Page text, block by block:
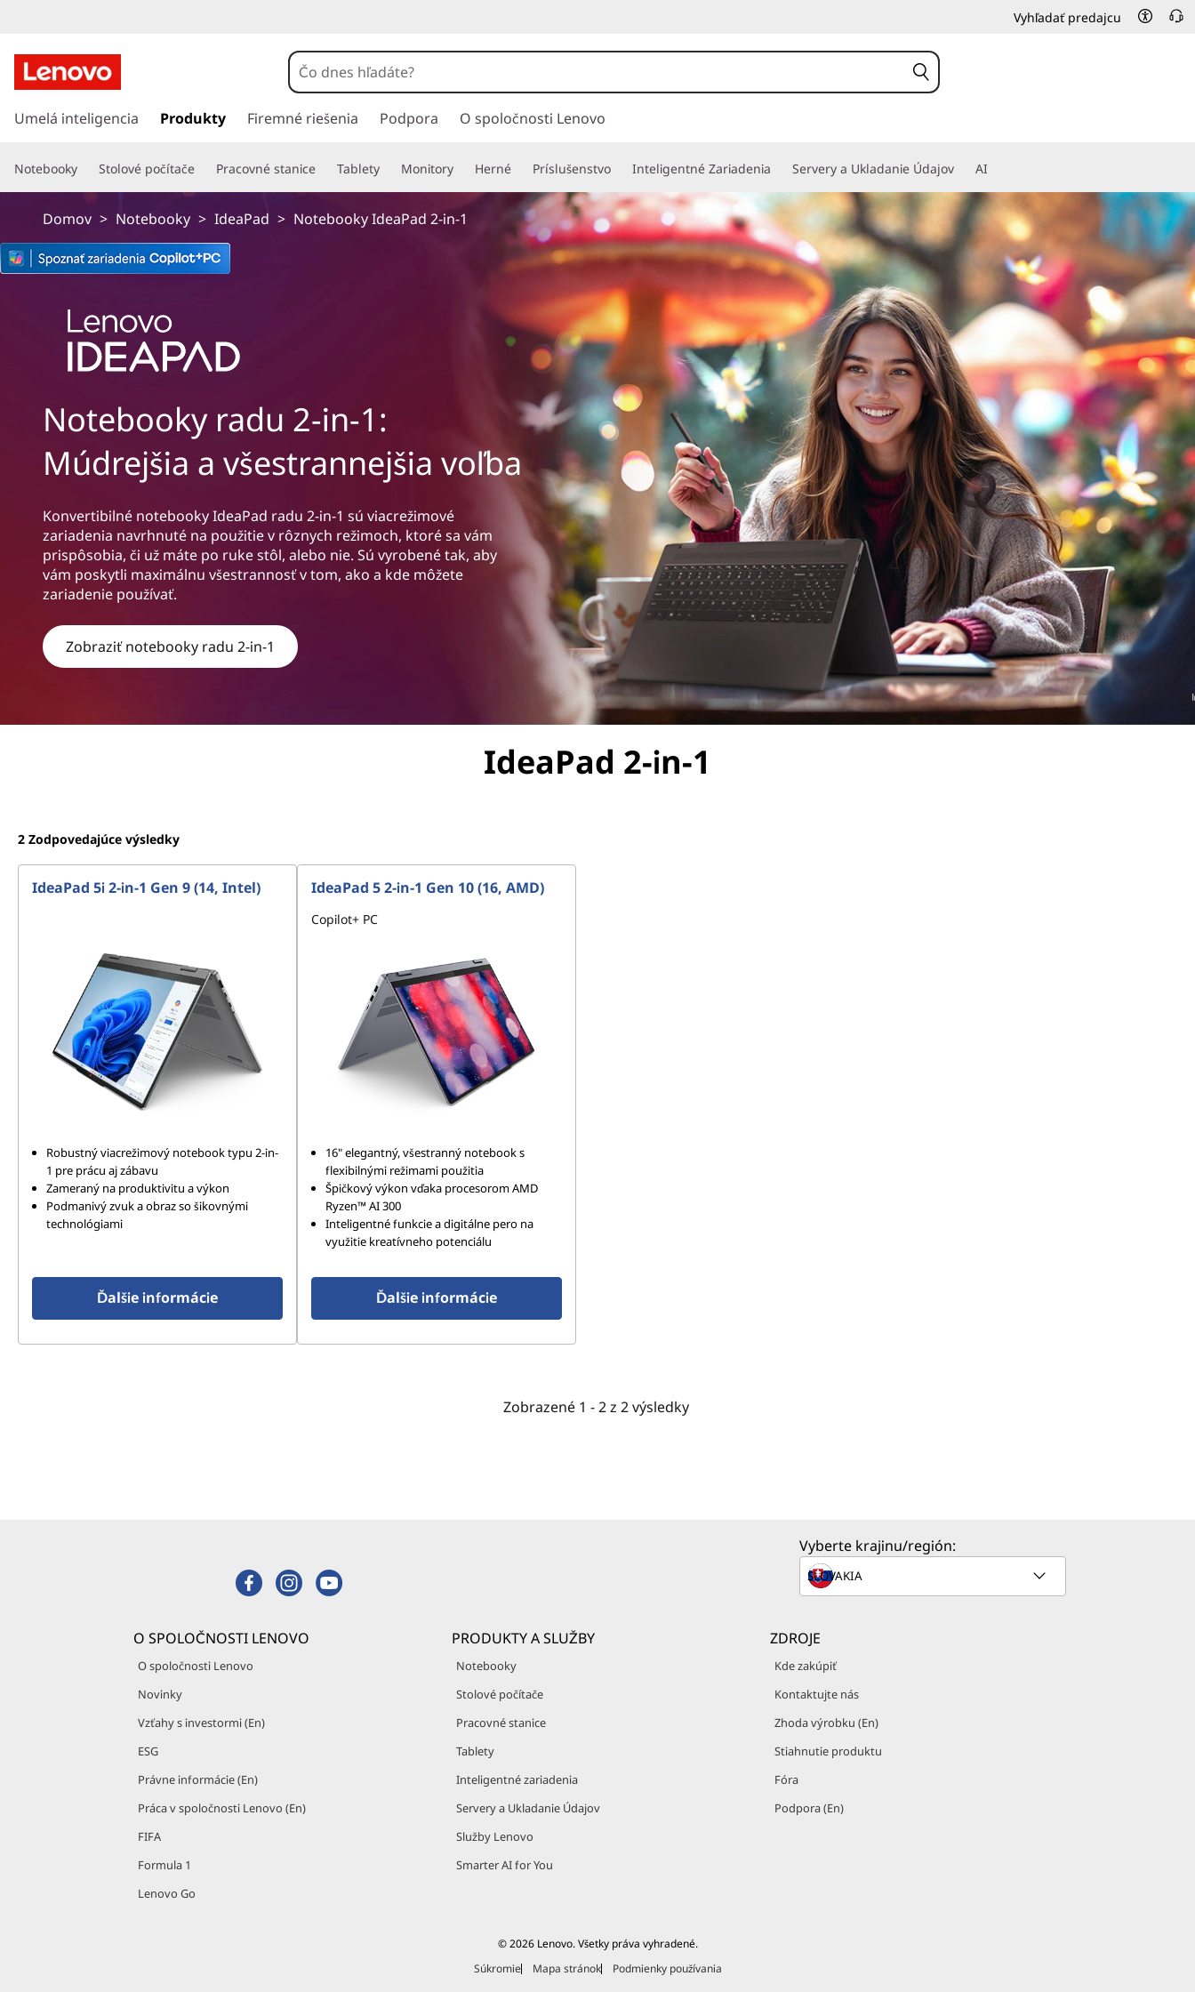
Vyhľadať predajcu
r
s
ť
h
l
Umelá inteligencia Produkty Firemné riešenia Podpora O spoločnosti Lenovo
Notebooky Stolové počítače Pracovné stanice Tablety Monitory Herné Príslušenstvo Inteligentné Zariadenia Servery a Ukladanie Údajov AI
Domov > Notebooky > IdeaPad > Notebooky IdeaPad 2-in-1
Notebooky radu 2-in-1:
Múdrejšia a všestrannejšia voľba
Konvertibilné notebooky IdeaPad radu 2-in-1 sú viacrežimové
zariadenia navrhnuté na použitie v rôznych režimoch, ktoré sa vám
prispôsobia, či už máte po ruke stôl, alebo nie. Sú vyrobené tak, aby
vám poskytli maximálnu všestrannosť v tom, ako a kde môžete
zariadenie používať.
Zobraziť notebooky radu 2-in-1
IdeaPad 2-in-1
2 Zodpovedajúce výsledky
IdeaPad 5i 2-in-1 Gen 9 (14, Intel)
Robustný viacrežimový notebook typu 2-in-
1 pre prácu aj zábavu
Zameraný na produktivitu a výkon
Podmanivý zvuk a obraz so šikovnými
technológiami
Ďalšie informácie
IdeaPad 5 2-in-1 Gen 10 (16, AMD)
Copilot+ PC
16" elegantný, všestranný notebook s
flexibilnými režimami použitia
Špičkový výkon vďaka procesorom AMD
Ryzen™ AI 300
Inteligentné funkcie a digitálne pero na
využitie kreatívneho potenciálu
Ďalšie informácie
Zobrazené 1 -2z 2výsledky
Vyberte krajinu/región:
O SPOLOČNOSTI LENOVO
O spoločnosti Lenovo
Novinky
Vzťahy s investormi (En)
ESG
Právne informácie (En)
Práca v spoločnosti Lenovo (En)
FIFA
Formula 1
Lenovo Go
PRODUKTY A SLUŽBY
Notebooky
Stolové počítače
Pracovné stanice
Tablety
Inteligentné zariadenia
Servery a Ukladanie Údajov
Služby Lenovo
Smarter AI for You
ZDROJE
Kde zakúpiť
Kontaktujte nás
Zhoda výrobku (En)
Stiahnutie produktu
Fóra
Podpora (En)
© 2026 Lenovo. Všetky práva vyhradené.
Súkromie
Mapa stránok Podmienky používania